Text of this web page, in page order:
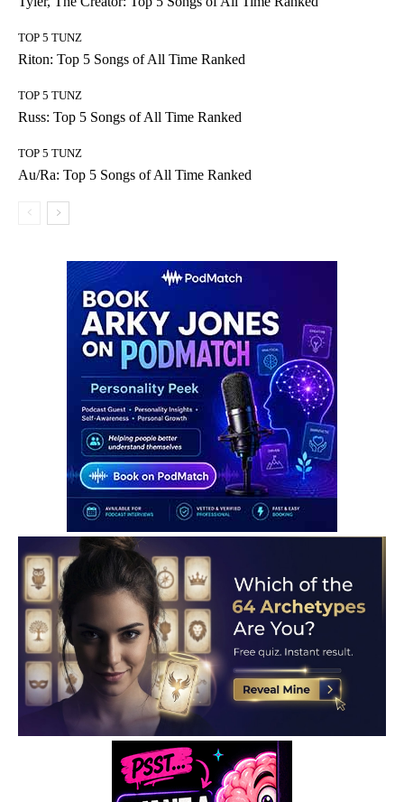
TOP 5 TUNZ
Riton: Top 5 Songs of All Time Ranked
TOP 5 TUNZ
Russ: Top 5 Songs of All Time Ranked
TOP 5 TUNZ
Au/Ra: Top 5 Songs of All Time Ranked